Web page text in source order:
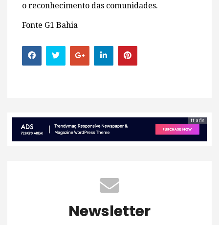
o reconhecimento das comunidades.
Fonte G1 Bahia
tt ads
Newsletter